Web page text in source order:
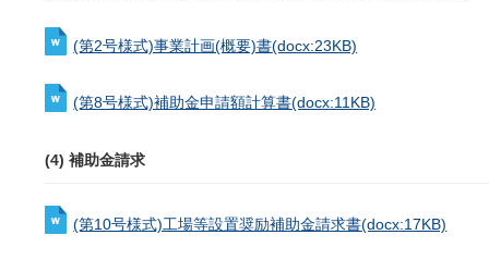
(第2号様式)事業計画(概要)書(docx:23KB)
(第8号様式)補助金申請額計算書(docx:11KB)
(4) 補助金請求
(第10号様式)工場等設置奨励補助金請求書(docx:17KB)